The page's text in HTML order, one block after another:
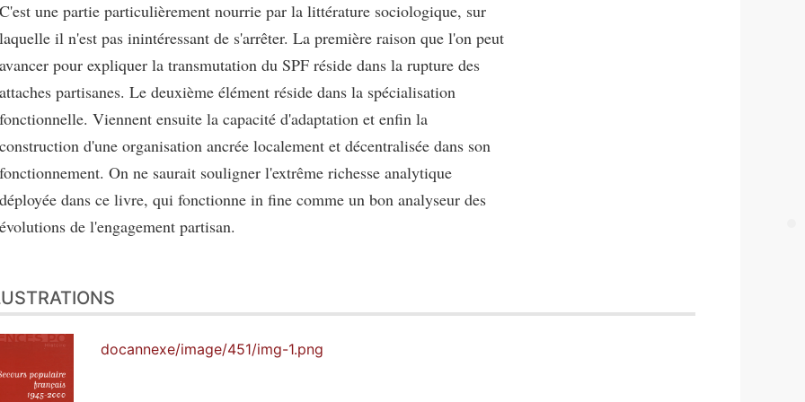
C'est une partie particulièrement nourrie par la littérature sociologique, sur
laquelle il n'est pas inintéressant de s'arrêter. La première raison que l'on peut
avancer pour expliquer la transmutation du SPF réside dans la rupture des
attaches partisanes. Le deuxième élément réside dans la spécialisation
fonctionnelle. Viennent ensuite la capacité d'adaptation et enfin la
construction d'une organisation ancrée localement et décentralisée dans son
fonctionnement. On ne saurait souligner l'extrême richesse analytique
déployée dans ce livre, qui fonctionne in fine comme un bon analyseur des
évolutions de l'engagement partisan.
docannexe/image/451/img-1.png